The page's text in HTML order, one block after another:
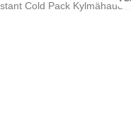
Pikakatselu
Cold Pack Kylmähaude